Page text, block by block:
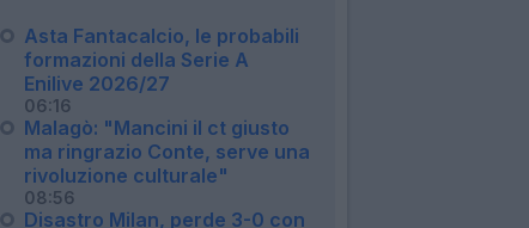
Asta Fantacalcio, le probabili
formazioni della Serie A
Enilive 2026/27
06:16
Malagò: "Mancini il ct giusto
ma ringrazio Conte, serve una
rivoluzione culturale"
08:56
Disastro Milan, perde 3-0 con